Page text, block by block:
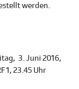
werden.
3. Juni 2016,
1, 23.45 Uhr